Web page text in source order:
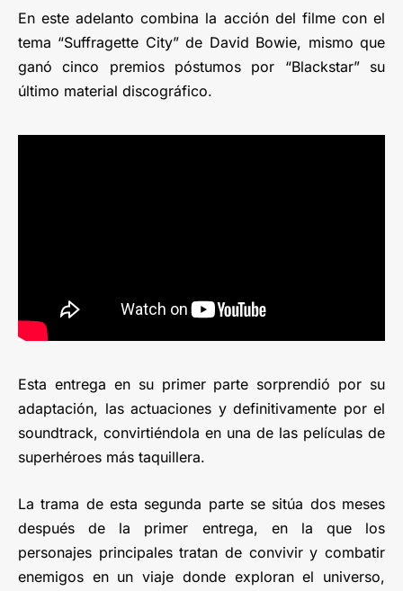
En este adelanto combina la acción del filme con el
tema “Suffragette City” de David Bowie, mismo que
ganó cinco premios póstumos por “Blackstar” su
último material discográfico.
Esta entrega en su primer parte sorprendió por su
adaptación, las actuaciones y definitivamente por el
soundtrack, convirtiéndola en una de las películas de
superhéroes más taquillera.
La trama de esta segunda parte se sitúa dos meses
después de la primer entrega, en la que los
personajes principales tratan de convivir y combatir
enemigos en un viaje donde exploran el universo,